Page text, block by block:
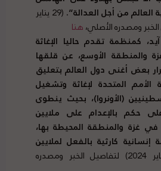
العالم من أجل العدالة“.
(29 يناير
هنا
كمنظمة تقدم حاليا الإغاثة
والمنطقة الأوسع، عن قلقها
بعض أغنى دول العالم بتعليق
الأمم المتحدة لإغاثة وتشغيل
(الأونروا)، بحيث ينطوى
حكم بالإعدام على ملايين
غزة والمنطقة المحيطة بها،
كارثية بالفعل لملايين
(29 يناير 2024) لتفاصيل الخبر ومصدره